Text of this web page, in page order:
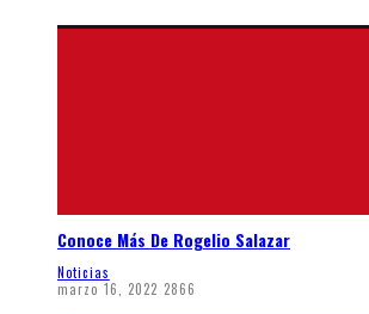
Conoce Más De Rogelio Salazar
Noticias
marzo 16, 2022 2866